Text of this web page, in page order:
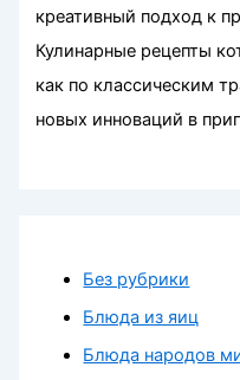
креативный подход к
Кулинарные рецепты
как по классическим
новых инноваций в
Без рубрики
Блюда из яиц
Блюда народов